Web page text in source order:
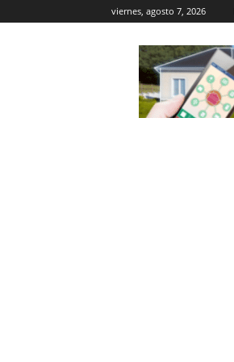
viernes, agosto 7, 2026